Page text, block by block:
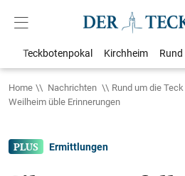
Teckbotenpokal Kirchheim
Home Nachrichten Rund um die Teck
Weilheim üble Erinnerungen
Ermittlungen